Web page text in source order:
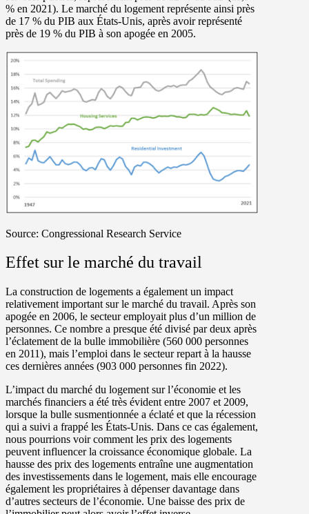
% en 2021). Le marché du logement représente ainsi près
de 17 % du PIB aux États-Unis, après avoir représenté
près de 19 % du PIB à son apogée en 2005.
Source: Congressional Research Service
Effet sur le marché du travail
La construction de logements a également un impact
relativement important sur le marché du travail. Après son
apogée en 2006, le secteur employait plus d’un million de
personnes. Ce nombre a presque été divisé par deux après
l’éclatement de la bulle immobilière (560 000 personnes
en 2011), mais l’emploi dans le secteur repart à la hausse
ces dernières années (903 000 personnes fin 2022).
L’impact du marché du logement sur l’économie et les
marchés financiers a été très évident entre 2007 et 2009,
lorsque la bulle susmentionnée a éclaté et que la récession
qui a suivi a frappé les États-Unis. Dans ce cas également,
nous pourrions voir comment les prix des logements
peuvent influencer la croissance économique globale. La
hausse des prix des logements entraîne une augmentation
des investissements dans le logement, mais elle encourage
également les propriétaires à dépenser davantage dans
d’autres secteurs de l’économie. Une baisse des prix de